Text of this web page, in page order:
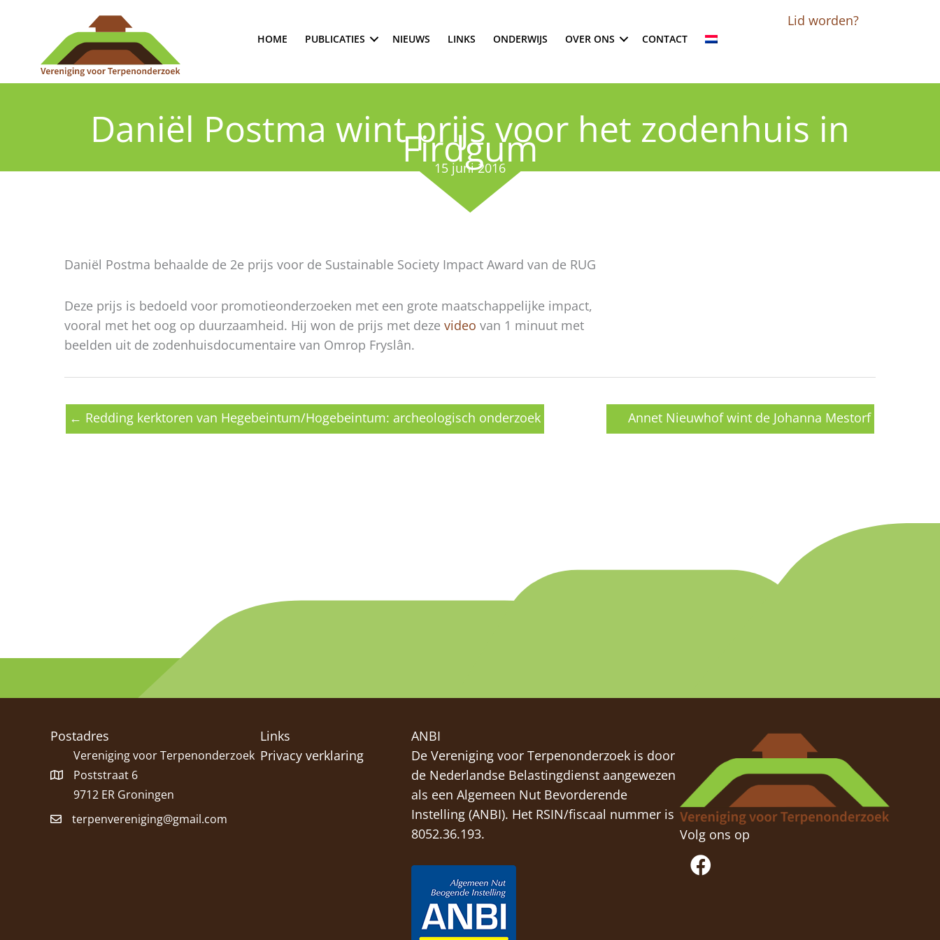
inhoud
HOME PUBLICATIES NIEUWS LINKS ONDERWIJS OVER ONS CONTACT
Lid worden?
Daniël Postma wint prijs voor het zodenhuis in
Firdgum
15 juni 2016
Daniël Postma behaalde de 2e prijs voor de Sustainable Society Impact Award van de RUG
Deze prijs is bedoeld voor promotieonderzoeken met een grote maatschappelijke impact,
vooral met het oog op duurzaamheid. Hij won de prijs met deze video van 1 minuut met
beelden uit de zodenhuisdocumentaire van Omrop Fryslân.
← Redding kerktoren van Hegebeintum/Hogebeintum: archeologisch onderzoek
Annet Nieuwhof wint de Johanna Mestorf
Postadres
Vereniging voor Terpenonderzoek
Poststraat 6
9712 ER Groningen
terpenvereniging@gmail.com
Links
Privacy verklaring
ANBI
De Vereniging voor Terpenonderzoek is door
de Nederlandse Belastingdienst aangewezen
als een Algemeen Nut Bevorderende
Instelling (ANBI). Het RSIN/fiscaal nummer is
8052.36.193.
Volg ons op